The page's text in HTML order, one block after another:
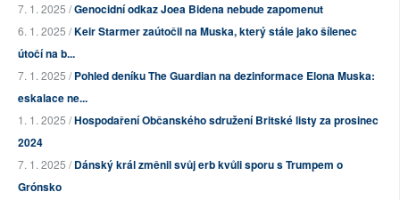
7. 1. 2025 /Genocidní odkaz Joea Bidena nebude zapomenut
6. 1. 2025 /Keir Starmer zaútočil na Muska, který stále jako šílenec
útočí na b...
7. 1. 2025 /Pohled deníku The Guardian na dezinformace Elona Muska:
eskalace ne...
1. 1. 2025 /Hospodaření Občanského sdružení Britské listy za prosinec
2024
7. 1. 2025 /Dánský král změnil svůj erb kvůli sporu s Trumpem o
Grónsko